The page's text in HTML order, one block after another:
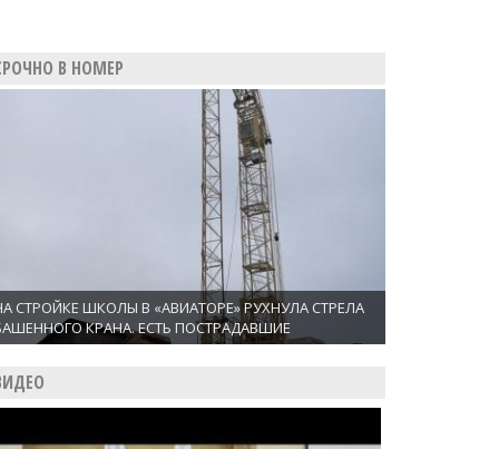
В НОМЕР
СТРОЙКЕ ШКОЛЫ В «АВИАТОРЕ» РУХНУЛА СТРЕЛА
КРАНА. ЕСТЬ ПОСТРАДАВШИЕ